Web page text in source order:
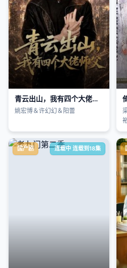
青云出山，我有四个大佬师父
姚宏博＆许幻幻＆阳蕾
国产剧 连载中 连载到18集